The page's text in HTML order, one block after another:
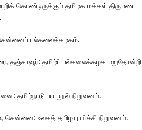
கொண்டிருக்கும் தமிழக மக்கள் திருமண
சென்னைப் பல்கலைக்கழகம்.
தஞ்சாவூர்: தமிழ்ப் பல்கலைக்கழக மறுதோன்றி
தமிழ்நாடு பாடநூல் நிறுவனம்.
சென்னை: உலகத் தமிழாராய்ச்சி நிறுவனம்.